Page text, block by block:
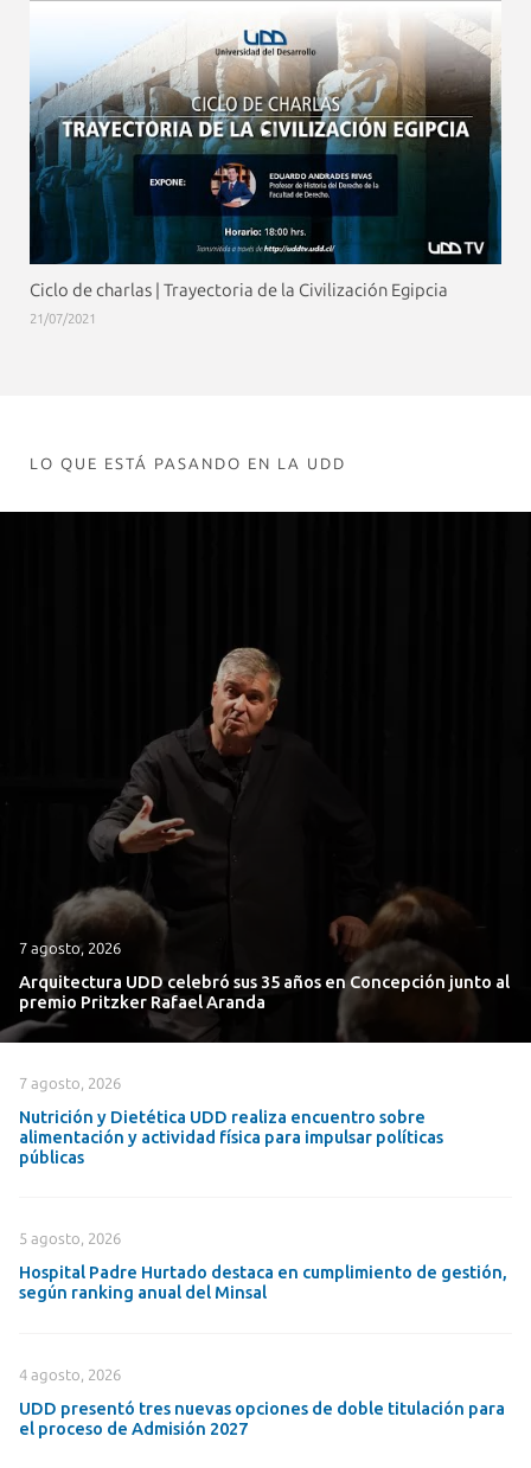
Ciclo de charlas | Trayectoria de la Civilización Egipcia
21/07/2021
LO QUE ESTÁ PASANDO EN LA UDD
7 agosto, 2026
Arquitectura UDD celebró sus 35 años en Concepción junto al
premio Pritzker Rafael Aranda
7 agosto, 2026
Nutrición y Dietética UDD realiza encuentro sobre
alimentación y actividad física para impulsar políticas
públicas
5 agosto, 2026
Hospital Padre Hurtado destaca en cumplimiento de gestión,
según ranking anual del Minsal
4 agosto, 2026
UDD presentó tres nuevas opciones de doble titulación para
el proceso de Admisión 2027